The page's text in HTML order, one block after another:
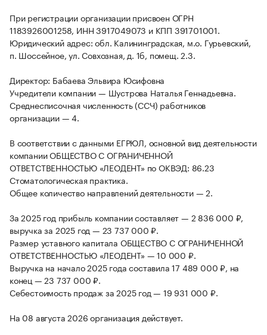
При регистрации организации присвоен ОГРН
1183926001258, ИНН 3917049073 и КПП 391701001.
Юридический адрес: обл. Калининградская, м.о. Гурьевский,
п. Шоссейное, ул. Совхозная, д. 1б, помещ. 2.3.
Директор: Бабаева Эльвира Юсифовна
Учредители компании — Шустрова Наталья Геннадьевна.
Среднесписочная численность (ССЧ) работников
организации — 4.
В соответствии с данными ЕГРЮЛ, основной вид деятельности
компании ОБЩЕСТВО С ОГРАНИЧЕННОЙ
ОТВЕТСТВЕННОСТЬЮ «ЛЕОДЕНТ» по ОКВЭД: 86.23
Стоматологическая практика.
Общее количество направлений деятельности — 2.
За 2025 год прибыль компании составляет — 2 836 000 ₽,
выручка за 2025 год — 23 737 000 ₽.
Размер уставного капитала ОБЩЕСТВО С ОГРАНИЧЕННОЙ
ОТВЕТСТВЕННОСТЬЮ «ЛЕОДЕНТ» — 10 000 ₽.
Выручка на начало 2025 года составила 17 489 000 ₽, на
конец — 23 737 000 ₽.
Себестоимость продаж за 2025 год — 19 931 000 ₽.
На 08 августа 2026 организация действует.